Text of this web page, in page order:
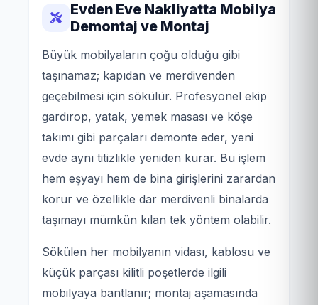
Evden Eve Nakliyatta Mobilya
Demontaj ve Montaj
Büyük mobilyaların çoğu olduğu gibi
taşınamaz; kapıdan ve merdivenden
geçebilmesi için sökülür. Profesyonel ekip
gardırop, yatak, yemek masası ve köşe
takımı gibi parçaları demonte eder, yeni
evde aynı titizlikle yeniden kurar. Bu işlem
hem eşyayı hem de bina girişlerini zarardan
korur ve özellikle dar merdivenli binalarda
taşımayı mümkün kılan tek yöntem olabilir.
Sökülen her mobilyanın vidası, kablosu ve
küçük parçası kilitli poşetlerde ilgili
mobilyaya bantlanır; montaj aşamasında